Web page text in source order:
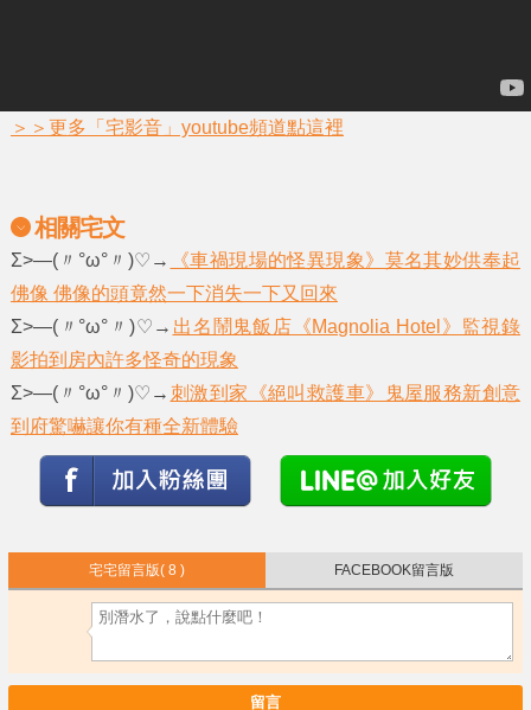
＞＞更多「宅影音」youtube頻道點這裡
相關宅文
Σ>―(〃°ω°〃)♡→
《車禍現場的怪異現象》莫名其妙供奉起
佛像 佛像的頭竟然一下消失一下又回來
Σ>―(〃°ω°〃)♡→ 出名鬧鬼飯店《Magnolia Hotel》監視錄
影拍到房內許多怪奇的現象
Σ>―(〃°ω°〃)♡→ 刺激到家《絕叫救護車》鬼屋服務新創意
到府驚嚇讓你有種全新體驗
宅宅留言版( 8 ) FACEBOOK留言版
留言